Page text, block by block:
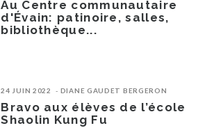
Au Centre communautaire
d'Évain: patinoire, salles,
bibliothèque...
24 JUIN 2022 DIANE GAUDET BERGERON
Bravo aux élèves de l’école
Shaolin Kung Fu